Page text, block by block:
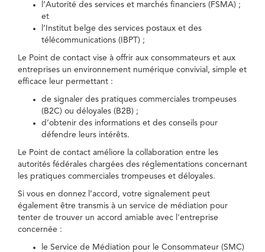
l’Autorité des services et marchés financiers (FSMA) ;
et
l’Institut belge des services postaux et des
télécommunications (IBPT) ;
Le Point de contact vise à offrir aux consommateurs et aux
entreprises un environnement numérique convivial, simple et
efficace leur permettant :
de signaler des pratiques commerciales trompeuses
(B2C) ou déloyales (B2B) ;
d’obtenir des informations et des conseils pour
défendre leurs intérêts.
Le Point de contact améliore la collaboration entre les
autorités fédérales chargées des réglementations concernant
les pratiques commerciales trompeuses et déloyales.
Si vous en donnez l’accord, votre signalement peut
également être transmis à un service de médiation pour
tenter de trouver un accord amiable avec l'entreprise
concernée :
le Service de Médiation pour le Consommateur (SMC)